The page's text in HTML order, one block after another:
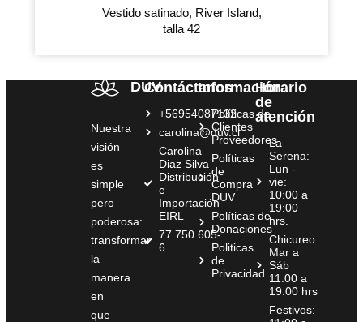
Vestido satinado, River Island,
talla 42
DUV
Nuestra
visión
es
simple
pero
poderosa:
transformar
la
manera
en
que
Contáctanos
+56954087132
carolina@duv.cl
Carolina
Diaz Silva
Distribución
e
Importación
EIRL
77.750.605-
6
Información
Políticas de
Clientes
Proveedores
Políticas
de
Compra
DUV
Políticas de
Donaciones
Politicas
de
Privacidad
Horario
de
atención
La
Serena:
Lun -
vie:
10:00 a
19:00
hrs.
Chicureo:
Mar a
Sáb
11:00 a
19:00 hrs
Festivos: